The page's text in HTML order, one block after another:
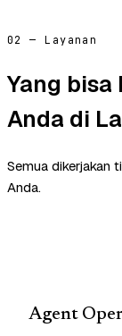
02 — Layanan
Yang
Anda di
Semua dikerjakan
Anda.
Agent